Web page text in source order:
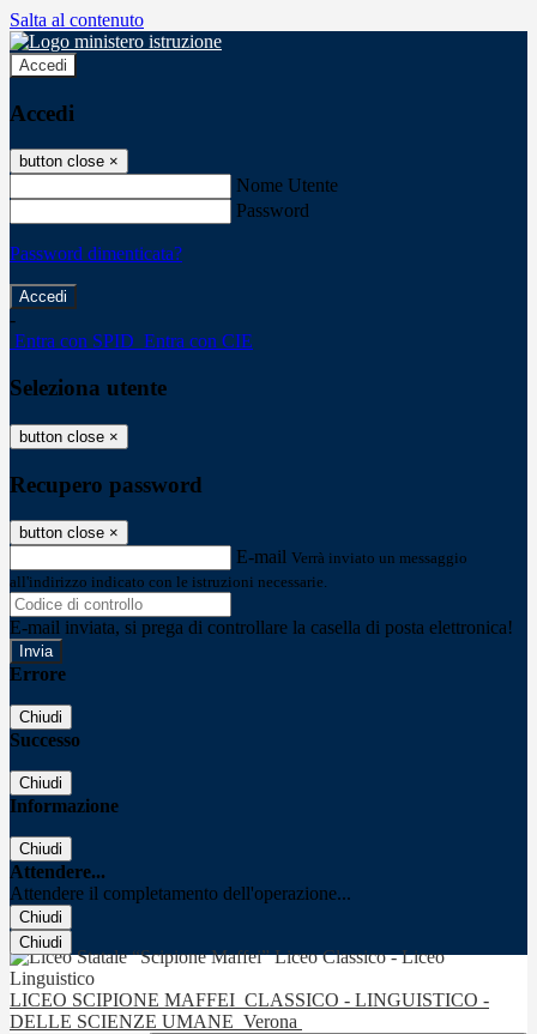
Salta al contenuto
Accedi
Accedi
button close ×
Nome Utente
Password
Password dimenticata?
-
Entra con SPID Entra con CIE
Seleziona utente
button close ×
Recupero password
button close ×
E-mail Verrà inviato un messaggio
all'indirizzo indicato con le istruzioni necessarie.
E-mail inviata, si prega di controllare la casella di posta elettronica!
Errore
Chiudi
Successo
Chiudi
Informazione
Chiudi
Attendere...
Attendere il completamento dell'operazione...
Chiudi
Chiudi
LICEO SCIPIONE MAFFEI CLASSICO - LINGUISTICO -
DELLE SCIENZE UMANE Verona